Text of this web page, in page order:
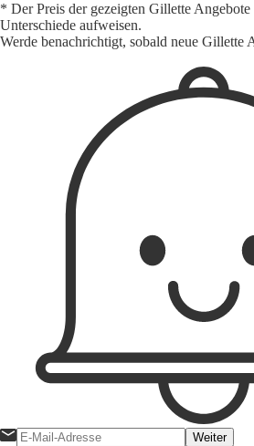
* Der Preis der gezeigten Gillette
Unterschiede aufweisen.
Werde benachrichtigt, sobald neue Gillette
Weiter